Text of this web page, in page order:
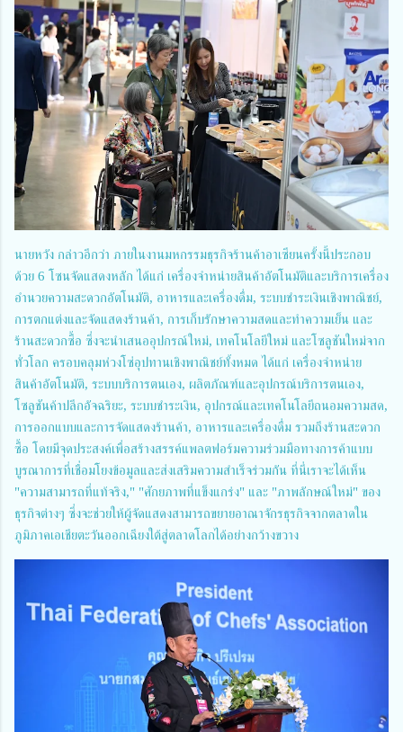
นายหวัง กล่าวอีกว่า ภายในงานมหกรรมธุรกิจร้านค้าอาเซียนครั้งนี้ประกอบ
ด้วย 6 โซนจัดแสดงหลัก ได้แก่ เครื่องจำหน่ายสินค้าอัตโนมัติและบริการเครื่อง
อำนวยความสะดวกอัตโนมัติ, อาหารและเครื่องดื่ม, ระบบชำระเงินเชิงพาณิชย์,
การตกแต่งและจัดแสดงร้านค้า, การเก็บรักษาความสดและทำความเย็น และ
ร้านสะดวกซื้อ ซึ่งจะนำเสนออุปกรณ์ใหม่, เทคโนโลยีใหม่ และโซลูชันใหม่จาก
ทั่วโลก ครอบคลุมห่วงโซ่อุปทานเชิงพาณิชย์ทั้งหมด ได้แก่ เครื่องจำหน่าย
สินค้าอัตโนมัติ, ระบบบริการตนเอง, ผลิตภัณฑ์และอุปกรณ์บริการตนเอง,
โซลูชันค้าปลีกอัจฉริยะ, ระบบชำระเงิน, อุปกรณ์และเทคโนโลยีถนอมความสด,
การออกแบบและการจัดแสดงร้านค้า, อาหารและเครื่องดื่ม รวมถึงร้านสะดวก
ซื้อ โดยมีจุดประสงค์เพื่อสร้างสรรค์แพลตฟอร์มความร่วมมือทางการค้าแบบ
บูรณาการที่เชื่อมโยงข้อมูลและส่งเสริมความสำเร็จร่วมกัน ที่นี่เราจะได้เห็น
"ความสามารถที่แท้จริง," "ศักยภาพที่แข็งแกร่ง" และ "ภาพลักษณ์ใหม่" ของ
ธุรกิจต่างๆ ซึ่งจะช่วยให้ผู้จัดแสดงสามารถขยายอาณาจักรธุรกิจจากตลาดใน
ภูมิภาคเอเชียตะวันออกเฉียงใต้สู่ตลาดโลกได้อย่างกว้างขวาง